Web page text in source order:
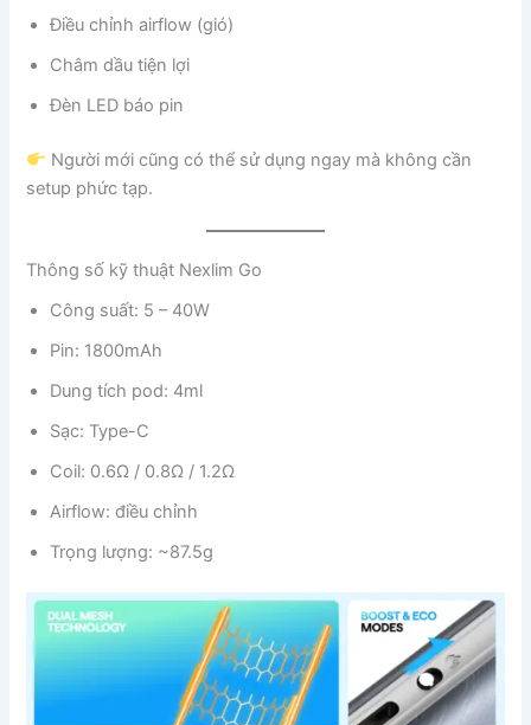
Điều chỉnh airflow (gió)
Châm dầu tiện lợi
Đèn LED báo pin
Người mới cũng có thể sử dụng ngay mà không cần
setup phức tạp.
Thông số kỹ thuật Nexlim Go
Công suất: 5 – 40W
Pin: 1800mAh
Dung tích pod: 4ml
Sạc: Type-C
Coil: 0.6Ω / 0.8Ω / 1.2Ω
Airflow: điều chỉnh
Trọng lượng: ~87.5g